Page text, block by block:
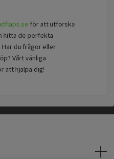
för att utforska
hitta de perfekta
du frågor eller
Vårt vänliga
att hjälpa dig!